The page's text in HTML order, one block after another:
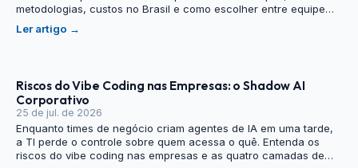
metodologias, custos no Brasil e como escolher entre equipe
Ler artigo →
Riscos do Vibe Coding nas Empresas: o Shadow AI
Corporativo
25 de jul. de 2026
Enquanto times de negócio criam agentes de IA em uma tarde,
a TI perde o controle sobre quem acessa o quê. Entenda os
riscos do vibe coding nas empresas e as quatro camadas de